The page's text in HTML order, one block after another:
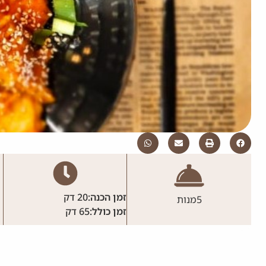
5מנות זמן הכנה:20 דק
זמן כולל:65 דק